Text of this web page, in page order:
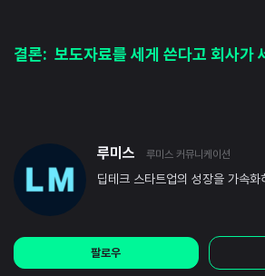
결론: 보도자료를 세게 쓴다고 회사가
루미스 루미스 커뮤니케이션
딥테크 스타트업의 성장을 가속
팔로우